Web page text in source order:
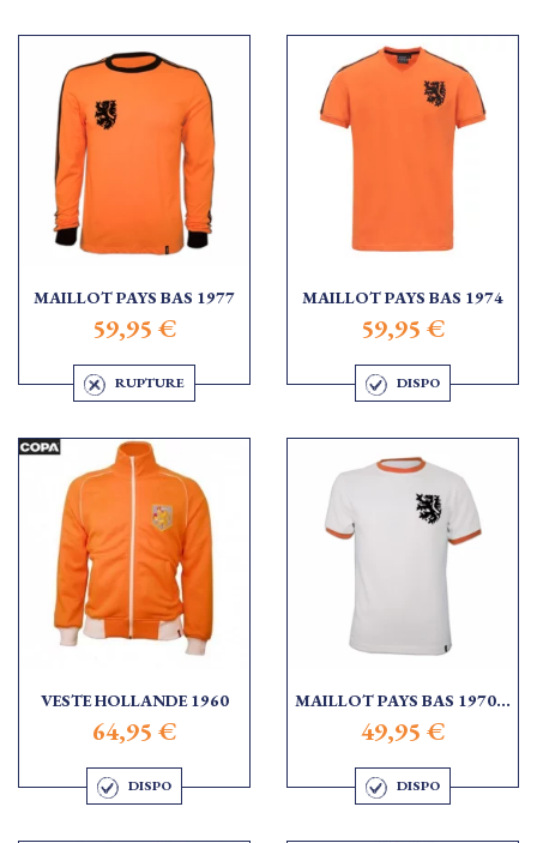
MAILLOT PAYS BAS 1977
59,95 €
RUPTURE
MAILLOT PAYS BAS 1974
59,95 €
DISPO
VESTE HOLLANDE 1960
64,95 €
DISPO
MAILLOT PAYS BAS 1970...
49,95 €
DISPO